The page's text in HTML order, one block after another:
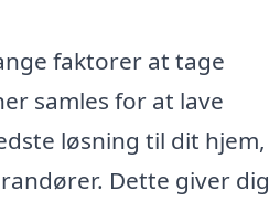
faktorer at tage
samles for at lave
løsning til dit hjem,
Dette giver dig